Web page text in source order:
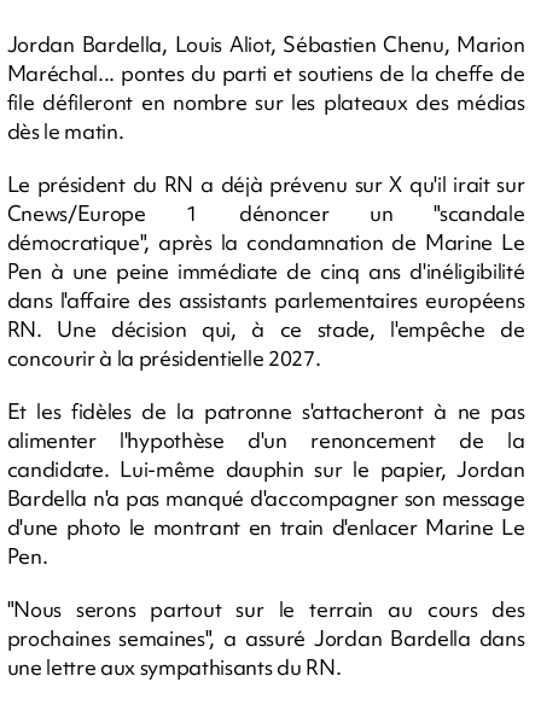
Jordan Bardella, Louis Aliot, Sébastien Chenu, Marion
Maréchal... pontes du parti et soutiens de la cheffe de
file défileront en nombre sur les plateaux des médias
dès le matin.
Le président du RN a déjà prévenu sur X qu'il irait sur
Cnews/Europe 1 dénoncer un "scandale
démocratique", après la condamnation de Marine Le
Pen à une peine immédiate de cinq ans d'inéligibilité
dans l'affaire des assistants parlementaires européens
RN. Une décision qui, à ce stade, l'empêche de
concourir à la présidentielle 2027.
Et les fidèles de la patronne s'attacheront à ne pas
alimenter l'hypothèse d'un renoncement de la
candidate. Lui-même dauphin sur le papier, Jordan
Bardella n'a pas manqué d'accompagner son message
d'une photo le montrant en train d'enlacer Marine Le
Pen.
"Nous serons partout sur le terrain au cours des
prochaines semaines", a assuré Jordan Bardella dans
une lettre aux sympathisants du RN.